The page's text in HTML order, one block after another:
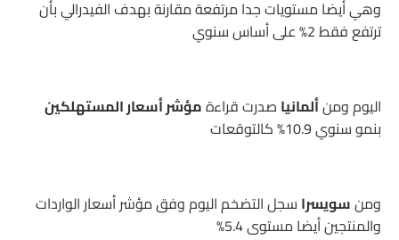
وهي أيضا مستويات جدا مرتفعة مقارنة بهدف الفيدرالي بأن
ترتفع فقط 2% على أساس سنوي
اليوم ومنألمانيا صدرت قراءةمؤشر أسعار المستهلكين
بنمو سنوي 10.9% كالتوقعات
ومنسويسرا سجل التضخم اليوم وفق مؤشر أسعار الواردات
والمنتجين أيضا مستوى 5.4%